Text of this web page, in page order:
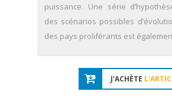
puissance. Une série
des scénarios possibles
des pays proliférants est
J'ACHÈTE